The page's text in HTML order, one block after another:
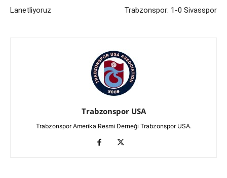
Lanetliyoruz Trabzonspor: 1-0 Sivasspor
Trabzonspor USA
Trabzonspor Amerika Resmi Derneği Trabzonspor USA.